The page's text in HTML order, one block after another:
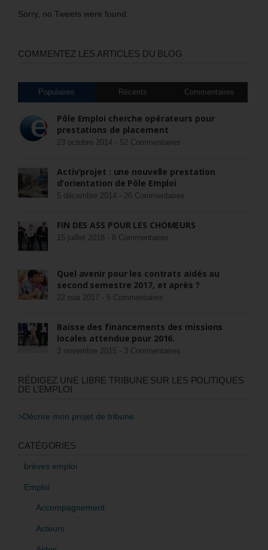
Sorry, no Tweets were found.
COMMENTEZ LES ARTICLES DU BLOG
Populaires Récents Commentaires
Pôle Emploi cherche opérateurs pour
prestations de placement
23 octobre 2014 - 52 Commentaires
Activ’projet : une nouvelle prestation
d’orientation de Pôle Emploi
5 décembre 2014 - 26 Commentaires
FIN DES ASS POUR LES CHÔMEURS
15 juillet 2018 - 8 Commentaires
Quel avenir pour les contrats aidés au
second semestre 2017, et après ?
22 mai 2017 - 5 Commentaires
Baisse des financements des missions
locales attendue pour 2016.
3 novembre 2015 - 3 Commentaires
RÉDIGEZ UNE LIBRE TRIBUNE SUR LES POLITIQUES
DE L’EMPLOI
>Décrire mon projet de tribune
CATÉGORIES
brèves emploi
Emploi
Accompagnement
Acteurs